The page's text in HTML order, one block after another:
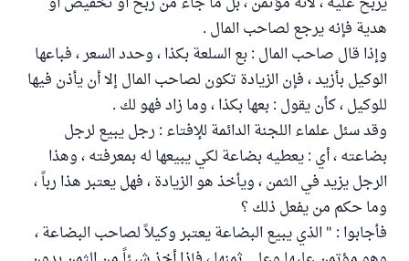
هدية فإنه يرجع لصاحب المال .
وإذا قال صاحب المال : بع السلعة بكذا ، وحدد السعر ، فباعها
الوكيل بأزيد ، فإن الزيادة تكون لصاحب المال إلا أن يأذن فيها
للوكيل ، كأن يقول : بعها بكذا ، وما زاد فهو لك .
وقد سئل علماء اللجنة الدائمة للإفتاء : رجل يبيع لرجل
بضاعته ، أي : يعطيه بضاعة لكي يبيعها له بمعرفته ، وهذا
الرجل يزيد في الثمن ، ويأخذ هو الزيادة ، فهل يعتبر هذا رباً ،
وما حكم من يفعل ذلك ؟
فأجابوا : " الذي يبيع البضاعة يعتبر وكيلاً لصاحب البضاعة ،